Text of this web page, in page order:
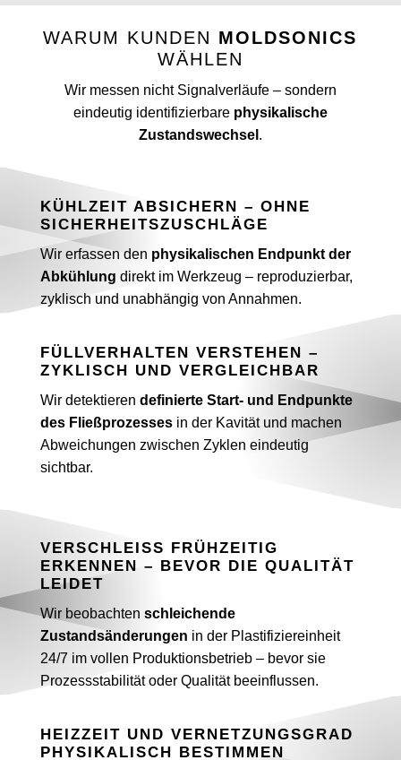
WARUM KUNDEN MOLDSONICS
WÄHLEN
Wir messen nicht Signalverläufe – sondern
eindeutig identifizierbare physikalische
Zustandswechsel .
KÜHLZEIT ABSICHERN – OHNE
SICHERHEITSZUSCHLÄGE
Wir erfassen den physikalischen Endpunkt der
Abkühlung direkt im Werkzeug – reproduzierbar,
zyklisch und unabhängig von Annahmen.
FÜLLVERHALTEN VERSTEHEN –
ZYKLISCH UND VERGLEICHBAR
Wir detektieren definierte Start- und Endpunkte
des Fließprozessesin der Kavität und machen
Abweichungen zwischen Zyklen eindeutig
sichtbar.
VERSCHLEISS FRÜHZEITIG E
RKENNEN – BEVOR DIE QUALITÄT L
EIDET
Wir beobachten schleichende
Zustandsänderungen in der Plastifiziereinheit
24/7 im vollen Produktionsbetrieb – bevor sie
Prozessstabilität oder Qualität beeinflussen.
HEIZZEIT UND VERNETZUNGSGRAD
PHYSIKALISCH BESTIMMEN